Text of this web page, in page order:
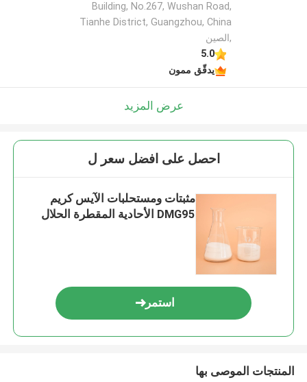
Building, No.267, Wushan Road,
Tianhe District, Guangzhou, China
,الصين
5.0
يدقّق ممون
عرض المزيد
احصل على افضل سعر ل
مثبتات ومستحلبات الآيس كريم
DMG95 الأحادية المقطرة الحلال
استمر
المنتجات الموصى بها